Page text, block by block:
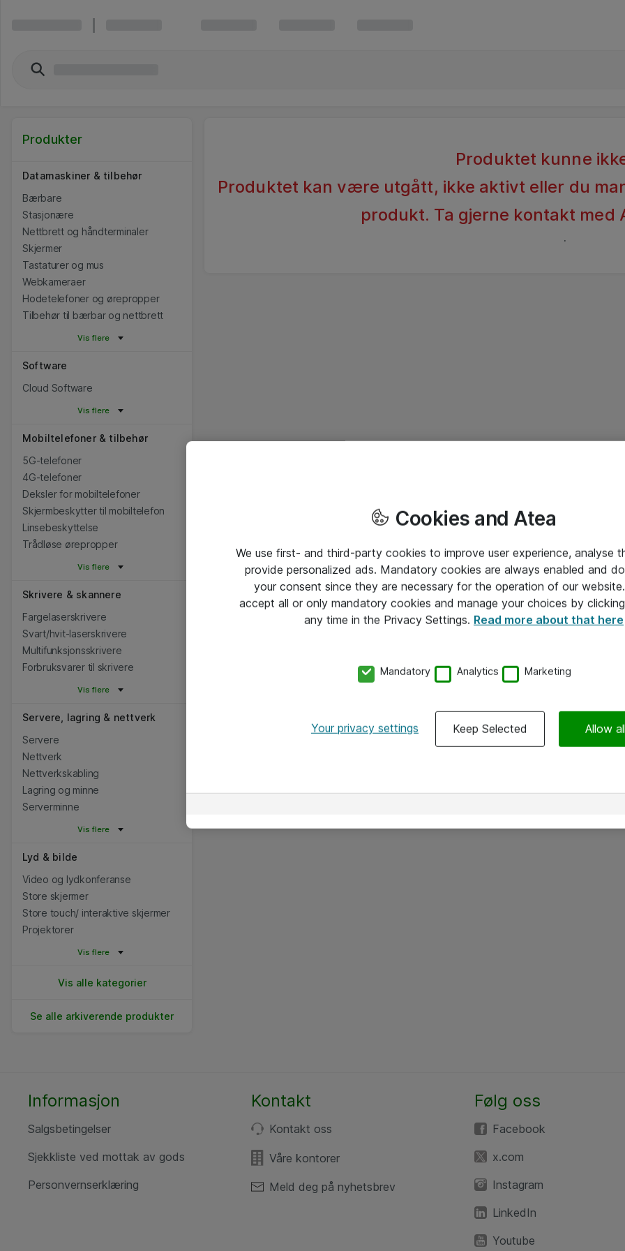
Produkter
Datamaskiner & tilbehør
Bærbare
Stasjonære
Nettbrett og håndterminaler
Skjermer
Tastaturer og mus
Webkameraer
Hodetelefoner og ørepropper
Tilbehør til bærbar og nettbrett
Vis flere
Software
Cloud Software
Vis flere
Mobiltelefoner & tilbehør
5G-telefoner
4G-telefoner
Deksler for mobiltelefoner
Skjermbeskytter til mobiltelefon
Linsebeskyttelse
Trådløse ørepropper
Vis flere
Skrivere & skannere
Fargelaserskrivere
Svart/hvit-laserskrivere
Multifunksjonsskrivere
Forbruksvarer til skrivere
Vis flere
Servere, lagring & nettverk
Servere
Nettverk
Nettverkskabling
Lagring og minne
Serverminne
Vis flere
Lyd & bilde
Video og lydkonferanse
Store skjermer
Store touch/ interaktive skjermer
Projektorer
Vis flere
Vis alle kategorier
Se alle arkiverende produkter
Produktet kunne
Produktet kan være utgått, ikke aktivt eller du
produkt. Ta gjerne kontakt med
.
Informasjon
Salgsbetingelser
Sjekkliste ved mottak av gods
Personvernserklæring
Kontakt
Kontakt oss
Våre kontorer
Meld deg på nyhetsbrev
Følg oss
Facebook
x.com
Instagram
LinkedIn
Youtube
Cookies and Atea
We use first- and third-party cookies to improve user experience, analyse
provide personalized ads. Mandatory cookies are always enabled and
your consent since they are necessary for the operation of our
accept all or only mandatory cookies and manage your choices by
any time in the Privacy Settings. Read more about that here
Mandatory Analytics Marketing
Your privacy settings Keep Selected Allow